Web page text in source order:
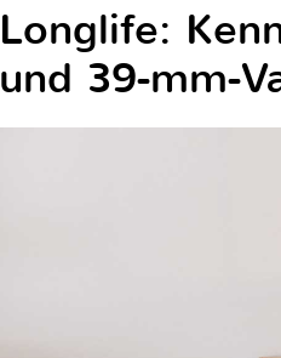
Longlife:
und 39-mm-